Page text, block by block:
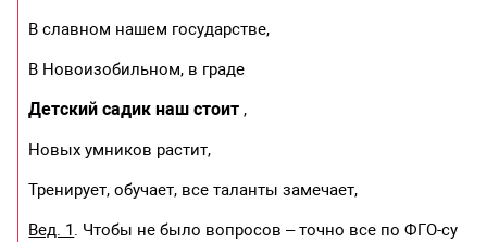
В славном нашем государстве,
В Новоизобильном, в граде
Детский садик наш стоит ,
Новых умников растит,
Тренирует, обучает, все таланты замечает,
Вед. 1 . Чтобы не было вопросов – точно все по ФГО-су